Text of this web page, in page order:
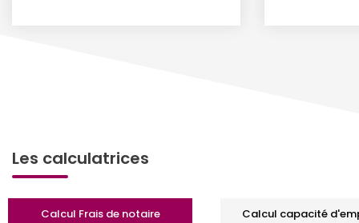
Les calculatrices
Calcul Frais de notaire Calcul capacité